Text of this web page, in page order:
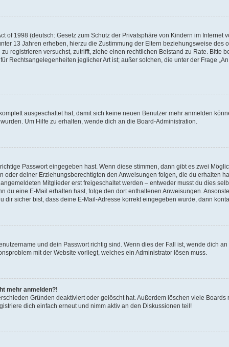
of 1998 (deutsch: Gesetz zum Schutz der Privatsphäre von Kindern im Internet
13 Jahren erheben, hierzu die Zustimmung der Eltern beziehungsweise des
registrieren versuchst, zutrifft, ziehe einen rechtlichen Beistand zu Rate. Bitte
Rechtsangelegenheiten jeglicher Art ist; außer solchen, die unter der Frage
ausgeschaltet hat, damit sich keine neuen Benutzer mehr anmelden
Um Hilfe zu erhalten, wende dich an die Board-Administration.
Passwort eingegeben hast. Wenn diese stimmen, dann gibt es zwei
oder deiner Erziehungsberechtigten den Anweisungen folgen, die du erhalten
Mitglieder erst freigeschaltet werden – entweder musst du dies
du eine E-Mail erhalten hast, folge den dort enthaltenen Anweisungen.
dir sicher bist, dass deine E-Mail-Adresse korrekt eingegeben wurde, dann
und dein Passwort richtig sind. Wenn dies der Fall ist, wende dich
mit der Website vorliegt, welches ein Administrator lösen muss.
mehr anmelden?!
Gründen deaktiviert oder gelöscht hat. Außerdem löschen viele
dich einfach erneut und nimm aktiv an den Diskussionen teil!